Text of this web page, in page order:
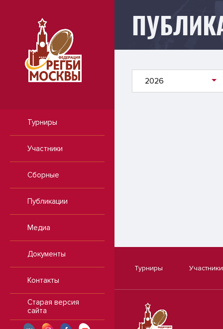
Турниры
Участники
Сборные
Публикации
Медиа
Документы
Контакты
Старая версия
сайта
Публикации
2026
Турниры Участники